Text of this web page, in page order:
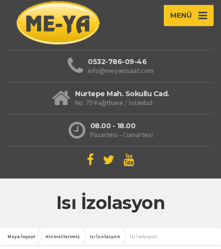
MENÜ
0532-786-09-46
info@meyainsaat.com
Nurtepe Mah. Sokullu Cad.
No: 75 Kağıthane / İstanbul
08.00 - 18.00
Pazartesi - Cumartesi
Isı İzolasyon
Meya İnşaat Hizmetlerimiz Isı İzolasyon Isı İzolasyon